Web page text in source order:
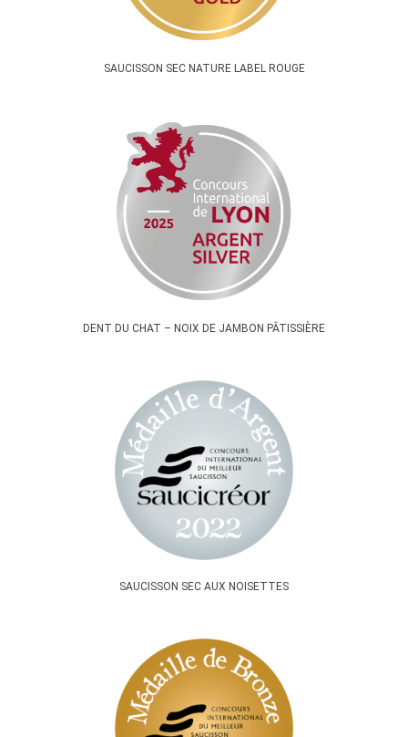
SAUCISSON SEC NATURE LABEL ROUGE
DENT DU CHAT – NOIX DE JAMBON PÂTISSIÈRE
SAUCISSON SEC AUX NOISETTES